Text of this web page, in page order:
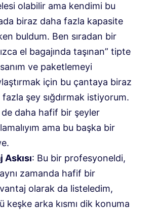
olabilir ama kendimi bu
biraz daha fazla kapasite
buldum. Ben sıradan bir
el bagajında ​​taşınan” tipte
ve paketlemeyi
için bu çantaya biraz
fazla şey sığdırmak istiyorum.
de daha hafif bir şeyler
ama bu başka bir
Askısı: Bu bir profesyoneldi,
zamanda hafif bir
olarak da listeledim,
keşke arka kısmı dik konuma